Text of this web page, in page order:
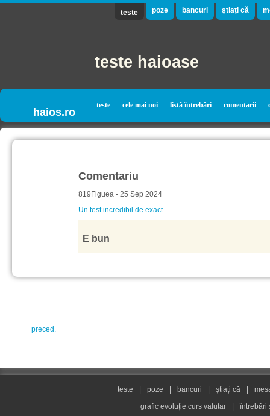
teste poze bancuri știați că
teste haioase
haios.ro
teste cele mai noi listă întrebări comentarii
Comentariu
819Figuea - 25 Sep 2024
Un test incredibil de exact
E bun
preced.
teste poze bancuri știați că
grafic evoluție curs valutar
întrebări